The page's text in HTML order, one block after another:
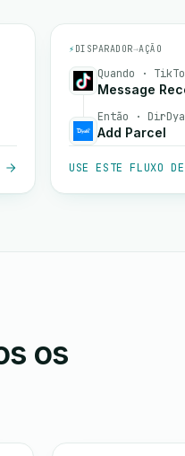
⚡ DISPARADOR→AÇÃO
Quando ·
Message
Então ·
Add Parcel
USE ESTE FLUXO
os